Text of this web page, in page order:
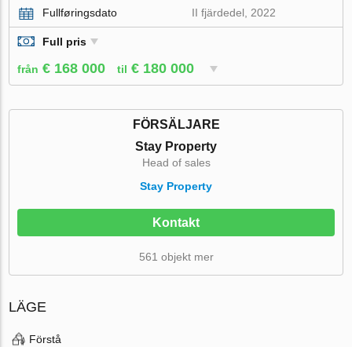
Fullføringsdato
II fjärdedel, 2022
Full pris
från € 168 000 til € 180 000
FÖRSÄLJARE
Stay Property
Head of sales
Stay Property
Kontakt
561 objekt mer
LÄGE
Förstå